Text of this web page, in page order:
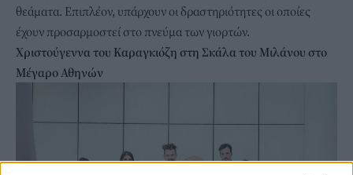
θεάματα. Επιπλέον, υπάρχουν οι δραστηριότητες οι οποίες
έχουν προσαρμοστεί στο πνεύμα των γιορτών.
Χριστούγεννα του Καραγκιόζη στη Σκάλα του Μιλάνου στο
Μέγαρο Αθηνών